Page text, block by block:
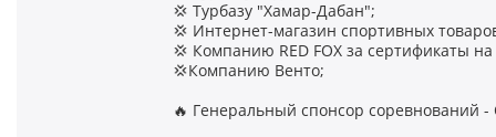
💢 Турбазу "Хамар-Дабан";
💢 Интернет-магазин спортивных
💢 Компанию RED FOX за сертификаты
💢Компанию Венто;
🔥 Генеральный спонсор соревнований